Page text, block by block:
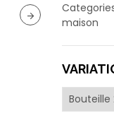
maison